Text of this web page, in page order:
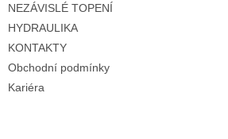
NEZÁVISLÉ TOPENÍ
HYDRAULIKA
KONTAKTY
Obchodní podmínky
Kariéra